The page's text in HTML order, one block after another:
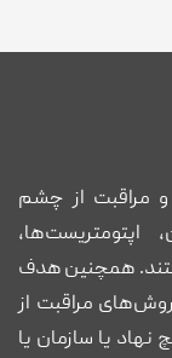
و مراقبت از چشم
همچنین هدف
مراقبت از
یا سازمان یا